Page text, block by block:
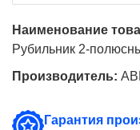
Наименование
Рубильник 2-
Производитель:
Гарантия